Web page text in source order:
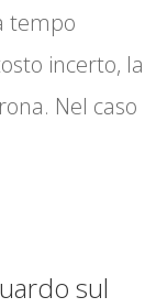
tempo
incerto, la
Nel caso
sul